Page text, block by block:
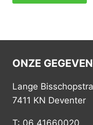
ONZE
Lange
7411 KN Deventer